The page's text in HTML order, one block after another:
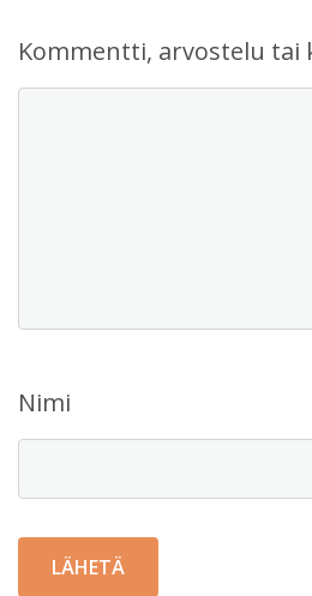
Kommentti, arvostelu tai
Nimi